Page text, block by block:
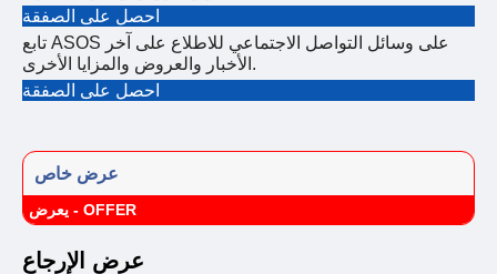
احصل على الصفقة
تابع ASOS على وسائل التواصل الاجتماعي للاطلاع على آخر
الأخبار والعروض والمزايا الأخرى.
احصل على الصفقة
عرض خاص
يعرض - OFFER
عرض الإرجاع